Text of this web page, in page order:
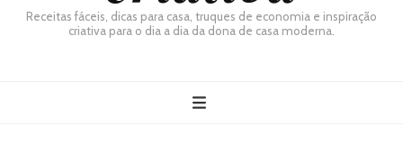
Receitas fáceis, dicas para casa, truques de economia e inspiração
criativa para o dia a dia da dona de casa moderna.